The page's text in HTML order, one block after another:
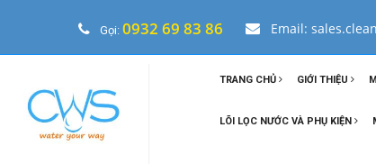
Gọi: 0932 69 83 86 Email:
TRANG CHỦ GIỚI THIỆU
LÕI LỌC NƯỚC VÀ PHỤ KIỆN